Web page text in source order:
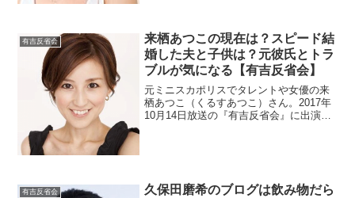
有吉反省会
来栖あつこの現在は？スピード結
婚した夫と子供は？元彼氏とトラ
ブルが気になる【有吉反省会】
元ミニスカポリスでタレントや女優の来
栖あつこ（くるすあつこ）さん。2017年
10月14日放送の『有吉反省会』に出演し
有吉反省会
久保田磨希のブログは飲み物だら